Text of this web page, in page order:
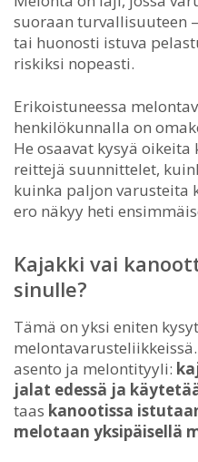
suoraan turvallisuuteen
tai huonosti istuva
riskiksi nopeasti.
Erikoistuneessa
henkilökunnalla on
He osaavat kysyä
reittejä suunnittelet,
kuinka paljon varusteita
ero näkyy heti
Kajakki vai
sinulle?
Tämä on yksi eniten
asento ja melontityyli:
jalat edessä ja
taas kanootissa
melotaan yksipäisellä